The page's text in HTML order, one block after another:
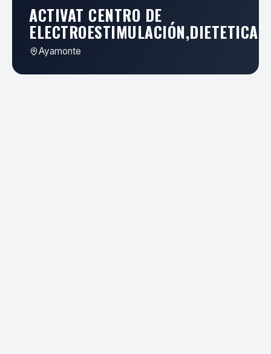
ACTIVAT CENTRO DE
ELECTROESTIMULACIÓN,DIETETICA
Ayamonte